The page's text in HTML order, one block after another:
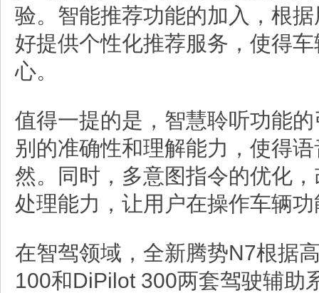
验。智能推荐功能的加入，根
好提供个性化推荐服务，使得
心。
值得一提的是，智慧聆听功能
别的准确性和理解能力，使得
然。同时，多意图指令的优化
处理能力，让用户在操作车辆
在智驾领域，全新腾势N7根据
100和DiPilot 300两套驾驶辅助